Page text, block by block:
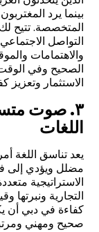
بينما يرد
المتخصصة. تتيح
التواصل
والاهتمامات
الصحيح وفي
الاستثمار وتعزيز
۳. صوت
اللغات
يعد تناسق اللغة
مضلل ويؤدي إلى
الاستراتيجية
التجارية ونبرتها
كفاءة في دبي أن
صحيح ومهني